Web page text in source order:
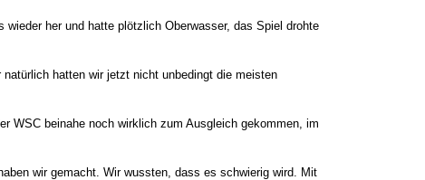
her und hatte plötzlich Oberwasser, das Spiel drohte
hatten wir jetzt nicht unbedingt die meisten
WSC beinahe noch wirklich zum Ausgleich gekommen, im
wir gemacht. Wir wussten, dass es schwierig wird. Mit